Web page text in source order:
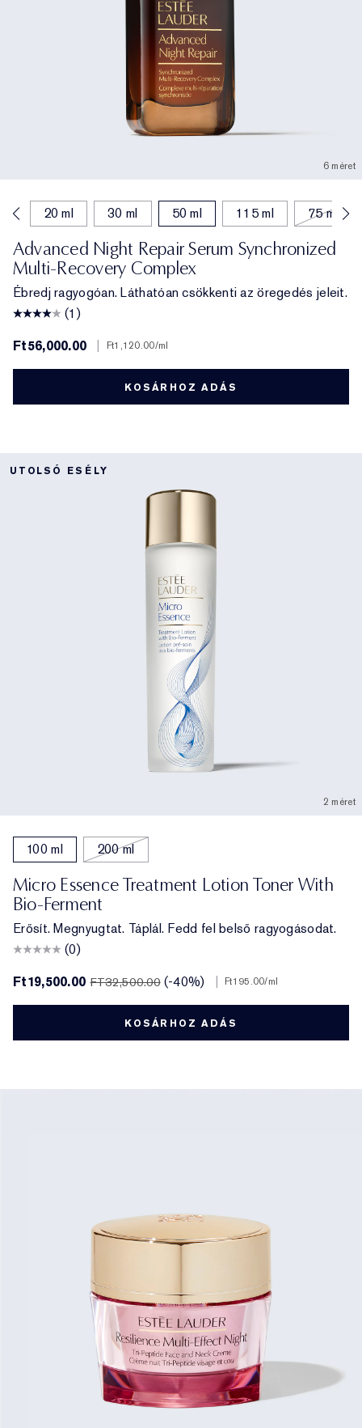
6 méret
20 ml 30 ml 50 ml 115 ml 75 ml
Advanced Night Repair Serum Synchronized
Multi-Recovery Complex
Ébredj ragyogóan. Láthatóan csökkenti az öregedés jeleit.
(1)
Ft56,000.00
Ft1,120.00/ml
KOSÁRHOZ ADÁS
UTOLSÓ ESÉLY
2 méret
100 ml 200 ml
Micro Essence Treatment Lotion Toner With
Bio-Ferment
Erősít. Megnyugtat. Táplál. Fedd fel belső ragyogásodat.
(0)
Ft19,500.00FT32,500.00 (-40%) Ft195.00/ml
KOSÁRHOZ ADÁS